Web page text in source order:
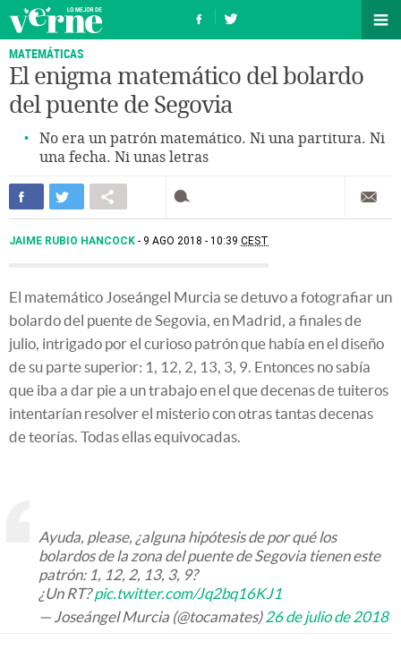
MATEMÁTICAS
El enigma matemático del bolardo
del puente de Segovia
No era un patrón matemático. Ni una partitura. Ni
una fecha. Ni unas letras
JAIME RUBIO HANCOCK 9 AGO 2018 - 10:39 CEST
El matemático Joseángel Murcia se detuvo a fotografiar un
bolardo del puente de Segovia, en Madrid, a finales de
julio, intrigado por el curioso patrón que había en el diseño
de su parte superior: 1, 12, 2, 13, 3, 9. Entonces no sabía
que iba a dar pie a un trabajo en el que decenas de tuiteros
intentarían resolver el misterio con otras tantas decenas
de teorías. Todas ellas equivocadas.
Ayuda, please, ¿alguna hipótesis de por qué los
bolardos de la zona del puente de Segovia tienen este
patrón: 1, 12, 2, 13, 3, 9?
¿Un RT?pic.twitter.com/Jq2bq16KJ1
— Joseángel Murcia (@tocamates)26 de julio de 2018